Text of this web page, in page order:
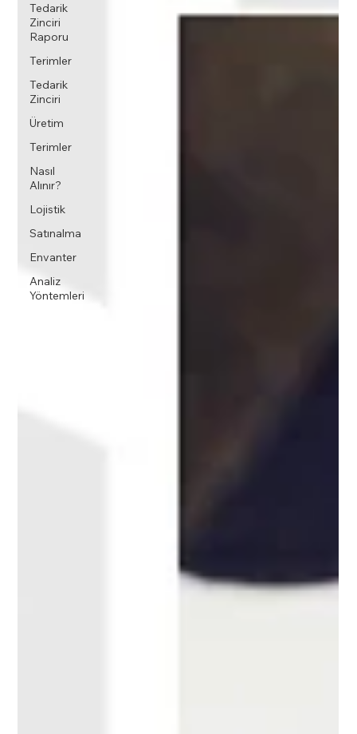
Tedarik
Zinciri
Raporu
Terimler
Tedarik
Zinciri
Üretim
Terimler
Nasıl
Alınır?
Lojistik
Satınalma
Envanter
Analiz
Yöntemleri